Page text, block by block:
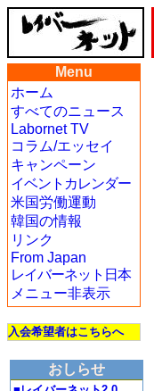
Menu
ホーム
すべてのニュース
Labornet TV
コラム/エッセイ
キャンペーン
イベントカレンダー
米国労働運動
韓国の情報
リンク
From Japan
レイバーネット日本
メニュー非表示
入会希望者はこちらへ
おしらせ